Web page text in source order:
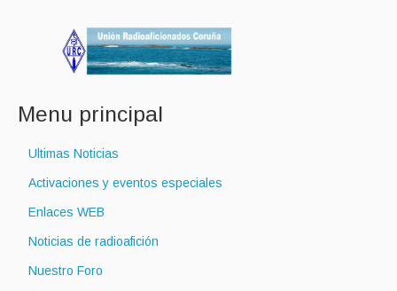
Menu principal
Ultimas Noticias
Activaciones y eventos especiales
Enlaces WEB
Noticias de radioafición
Nuestro Foro